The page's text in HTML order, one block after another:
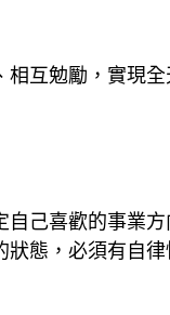
相互勉勵，實現
己喜歡的事業方
態，必須有自